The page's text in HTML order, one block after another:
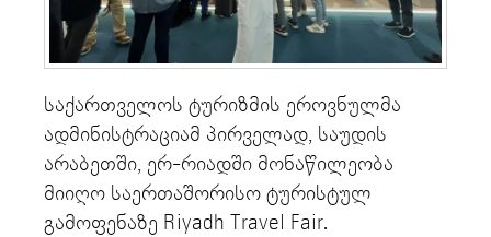
საქართველოს ტურიზმის ეროვნულმა
ადმინისტრაციამ პირველად, საუდის
არაბეთში, ერ-რიადში მონაწილეობა
მიიღო საერთაშორისო ტურისტულ
გამოფენაზე Riyadh Travel Fair.